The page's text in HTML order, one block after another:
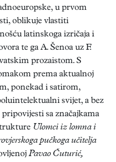
u prvom
oblikuje vlastiti
latinskoga izričaja i
te ga A. Šenoa uz F.
prozaistom. S
prema aktualnoj
ponekad i satirom,
svijet, a bez
sa značajkama
Ulomci iz lomna i
pučkoga učitelja
Pavao Čuturić,